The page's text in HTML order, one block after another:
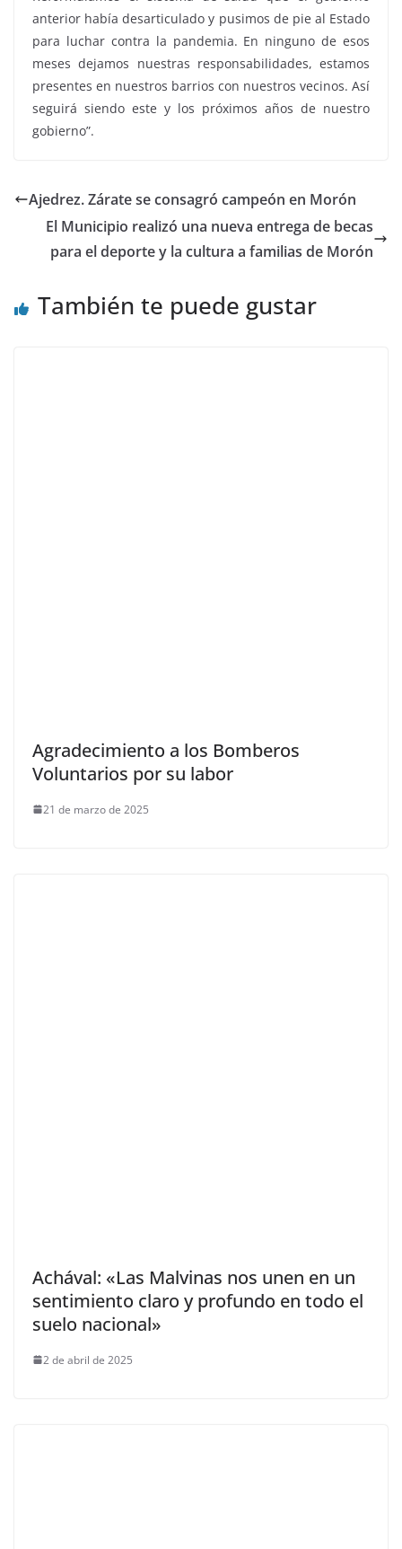
anterior había desarticulado y pusimos de pie al Estado
para luchar contra la pandemia. En ninguno de esos
meses dejamos nuestras responsabilidades, estamos
presentes en nuestros barrios con nuestros vecinos. Así
seguirá siendo este y los próximos años de nuestro
gobierno”.
Ajedrez. Zárate se consagró campeón en Morón
El Municipio realizó una nueva entrega de becas
para el deporte y la cultura a familias de Morón
También te puede gustar
Agradecimiento a los Bomberos
Voluntarios por su labor
21 de marzo de 2025
Achával: «Las Malvinas nos unen en un
sentimiento claro y profundo en todo el
suelo nacional»
2 de abril de 2025